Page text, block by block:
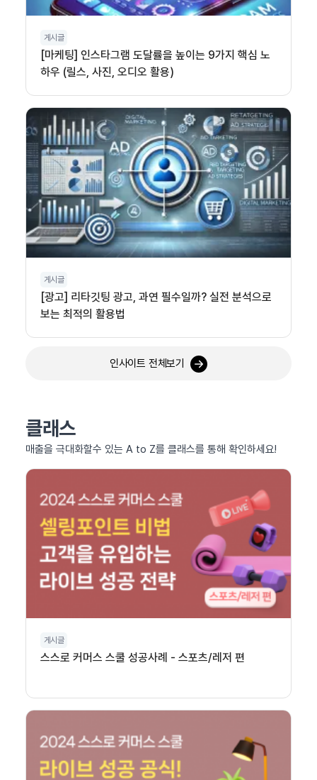
게시글
[마케팅] 인스타그램 도달률을 높이는 9가지 핵심 노
하우 (릴스, 사진, 오디오 활용)
게시글
[광고] 리타깃팅 광고, 과연 필수일까? 실전 분석으로
보는 최적의 활용법
인사이트 전체보기
클래스
매출을 극대화할수 있는 A to Z를 클래스를 통해 확인하세요!
게시글
스스로 커머스 스쿨 성공사례 - 스포츠/레저 편